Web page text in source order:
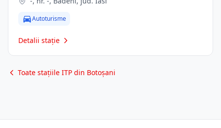
Autoturisme
Detalii stație
Toate stațiile ITP din Botoșani